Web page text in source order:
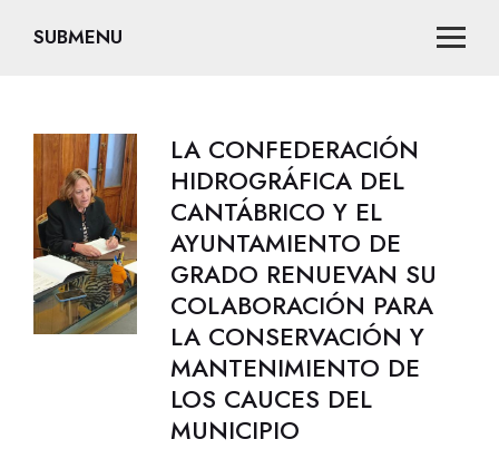
SUBMENU
LA CONFEDERACIÓN
HIDROGRÁFICA DEL
CANTÁBRICO Y EL
AYUNTAMIENTO DE
GRADO RENUEVAN SU
COLABORACIÓN PARA
LA CONSERVACIÓN Y
MANTENIMIENTO DE
LOS CAUCES DEL
MUNICIPIO